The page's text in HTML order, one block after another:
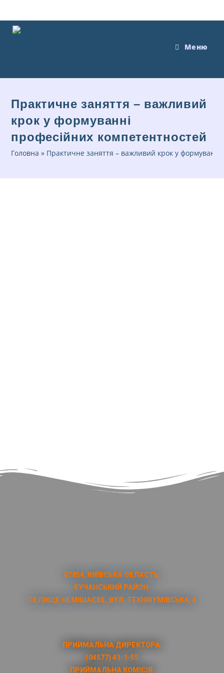
Меню
Практичне заняття – важливий
крок у формуванні
професійних компетентностей
Головна » Практичне заняття – важливий крок у
07854, КИЇВСЬКА ОБЛАСТЬ,
БУЧАНСЬКИЙ РАЙОН,
СЕЛИЩЕ НЕМІШАЄВЕ, ВУЛ. ТЕХНІКУМІВСЬКА, 4
ПРИЙМАЛЬНА ДИРЕКТОРА:
(04577) 41-1-55
ПРИЙМАЛЬНА КОМІСІЯ: